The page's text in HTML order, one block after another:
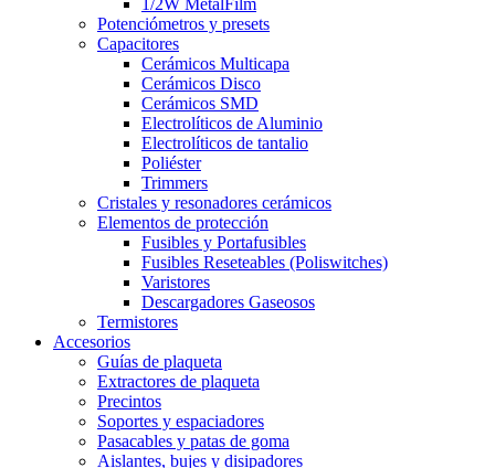
1/2W MetalFilm
Potenciómetros y presets
Capacitores
Cerámicos Multicapa
Cerámicos Disco
Cerámicos SMD
Electrolíticos de Aluminio
Electrolíticos de tantalio
Poliéster
Trimmers
Cristales y resonadores cerámicos
Elementos de protección
Fusibles y Portafusibles
Fusibles Reseteables (Poliswitches)
Varistores
Descargadores Gaseosos
Termistores
Accesorios
Guías de plaqueta
Extractores de plaqueta
Precintos
Soportes y espaciadores
Pasacables y patas de goma
Aislantes, bujes y disipadores